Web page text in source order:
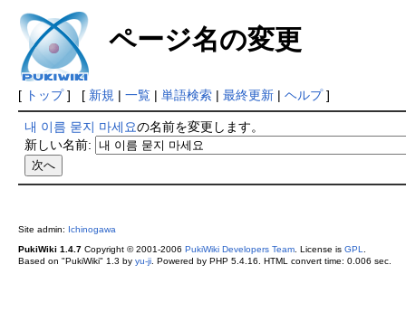
ページ名の変更
[ トップ] [ 新規 | 一覧| 単語検索| 最終更新| ヘルプ]
내 이름 묻지 마세요の名前を変更します。
新しい名前:
Site admin: Ichinogawa
PukiWiki 1.4.7Copyright © 2001-2006 PukiWiki Developers Team. License is GPL
Based on "PukiWiki" 1.3 by yu-ji. Powered by PHP 5.4.16. HTML convert time: 0.006 sec.